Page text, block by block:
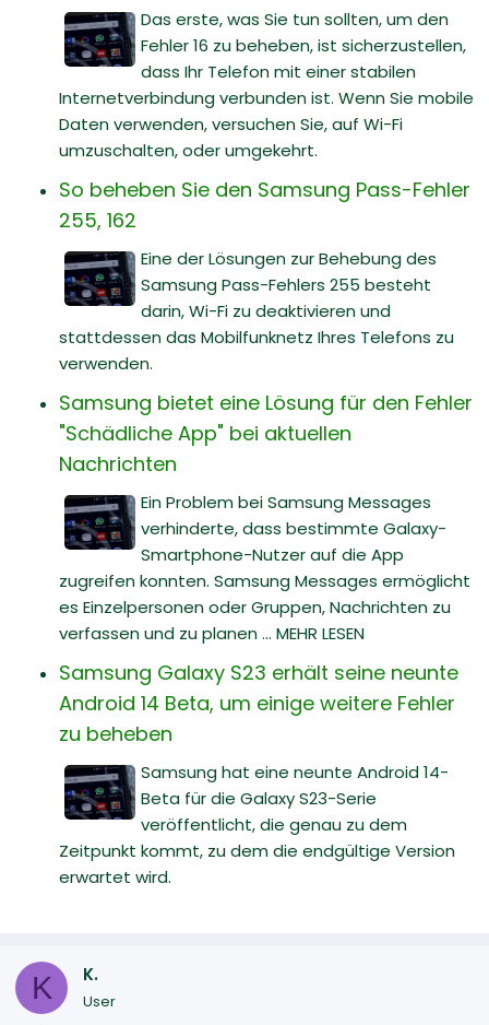
Das erste, was Sie tun sollten, um den
Fehler 16 zu beheben, ist sicherzustellen,
dass Ihr Telefon mit einer stabilen
Internetverbindung verbunden ist. Wenn Sie mobile
Daten verwenden, versuchen Sie, auf Wi-Fi
umzuschalten, oder umgekehrt.
So beheben Sie den Samsung Pass-Fehler
255, 162
Eine der Lösungen zur Behebung des
Samsung Pass-Fehlers 255 besteht
darin, Wi-Fi zu deaktivieren und
stattdessen das Mobilfunknetz Ihres Telefons zu
verwenden.
Samsung bietet eine Lösung für den Fehler
"Schädliche App" bei aktuellen
Nachrichten
Ein Problem bei Samsung Messages
verhinderte, dass bestimmte Galaxy-
Smartphone-Nutzer auf die App
zugreifen konnten. Samsung Messages ermöglicht
es Einzelpersonen oder Gruppen, Nachrichten zu
verfassen und zu planen ... MEHR LESEN
Samsung Galaxy S23 erhält seine neunte
Android 14 Beta, um einige weitere Fehler
zu beheben
Samsung hat eine neunte Android 14-
Beta für die Galaxy S23-Serie
veröffentlicht, die genau zu dem
Zeitpunkt kommt, zu dem die endgültige Version
erwartet wird.
K K.
User